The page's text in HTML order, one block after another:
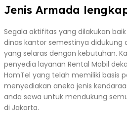
Jenis Armada
Segala aktifitas yang dilakukan
dinas kantor semestinya didukung
yang selaras dengan kebutuhan.
penyedia layanan Rental Mobil
HomTel yang telah memiliki basis
menyediakan aneka jenis
anda sewa untuk mendukung
di Jakarta.